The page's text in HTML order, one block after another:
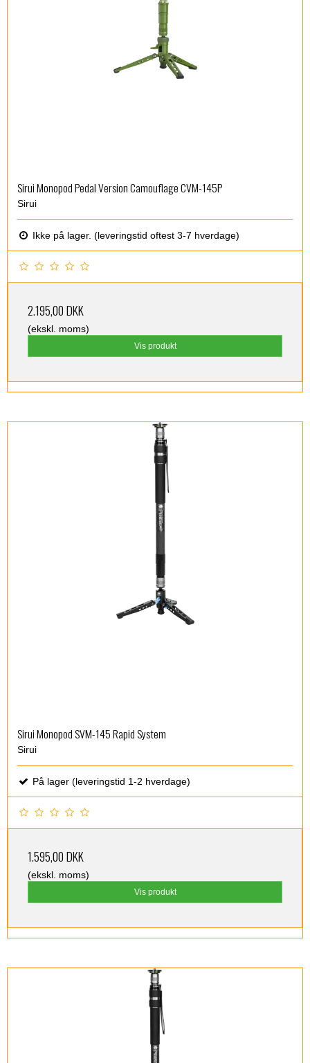
Sirui Monopod Pedal Version Camouflage CVM-145P
Sirui
Ikke på lager. (leveringstid oftest 3-7 hverdage)
2.195,00 DKK
(ekskl. moms)
Vis produkt
Sirui Monopod SVM-145 Rapid System
Sirui
På lager (leveringstid 1-2 hverdage)
1.595,00 DKK
(ekskl. moms)
Vis produkt